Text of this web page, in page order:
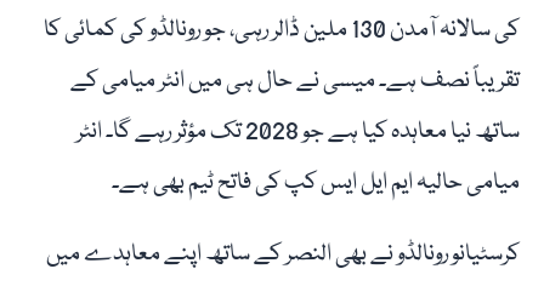
کی سالانہ آمدن 130 ملین ڈالر رہی، جو رونالڈو کی کمائی کا
تقریباً نصف ہے۔ میسی نے حال ہی میں انٹر میامی کے
ساتھ نیا معاہدہ کیا ہے جو 2028 تک مؤثر رہے گا۔ انٹر
میامی حالیہ ایم ایل ایس کپ کی فاتح ٹیم بھی ہے۔
کرسٹیانو رونالڈو نے بھی النصر کے ساتھ اپنے معاہدے میں